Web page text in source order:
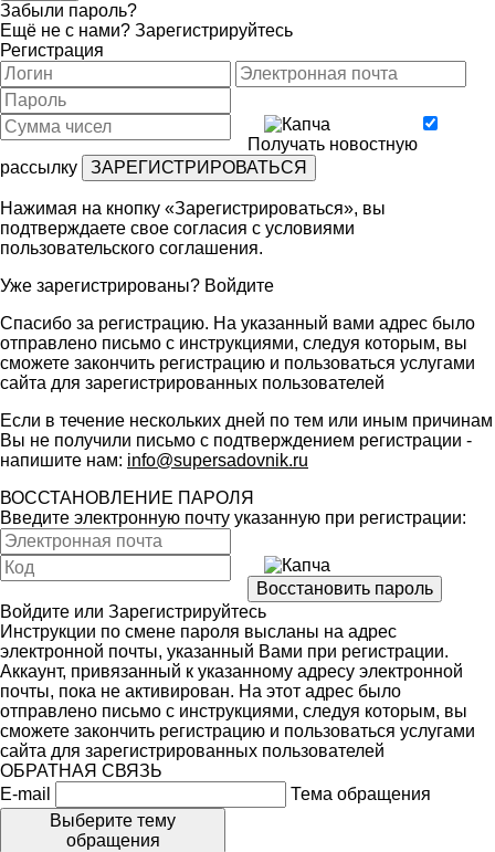
Забыли пароль?
Ещё не с нами? Зарегистрируйтесь
Регистрация
Получать новостную
рассылку
Нажимая на кнопку «Зарегистрироваться», вы
подтверждаете свое согласия с условиями
пользовательского соглашения.
Уже зарегистрированы? Войдите
Спасибо за регистрацию. На указанный вами адрес было
отправлено письмо с инструкциями, следуя которым, вы
сможете закончить регистрацию и пользоваться услугами
сайта для зарегистрированных пользователей
Если в течение нескольких дней по тем или иным причинам
Вы не получили письмо с подтверждением регистрации -
напишите нам: info@supersadovnik.ru
ВОССТАНОВЛЕНИЕ ПАРОЛЯ
Введите электронную почту указанную при регистрации:
Войдите или Зарегистрируйтесь
Инструкции по смене пароля высланы на адрес
электронной почты, указанный Вами при регистрации.
Аккаунт, привязанный к указанному адресу электронной
почты, пока не активирован. На этот адрес было
отправлено письмо с инструкциями, следуя которым, вы
сможете закончить регистрацию и пользоваться услугами
сайта для зарегистрированных пользователей
ОБРАТНАЯ СВЯЗЬ
E-mail
Тема обращения
Выберите тему
обращения